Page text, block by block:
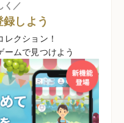
く／
しよう
クション！
ームで見つけよう